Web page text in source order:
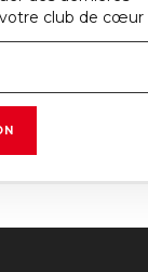
club de cœur